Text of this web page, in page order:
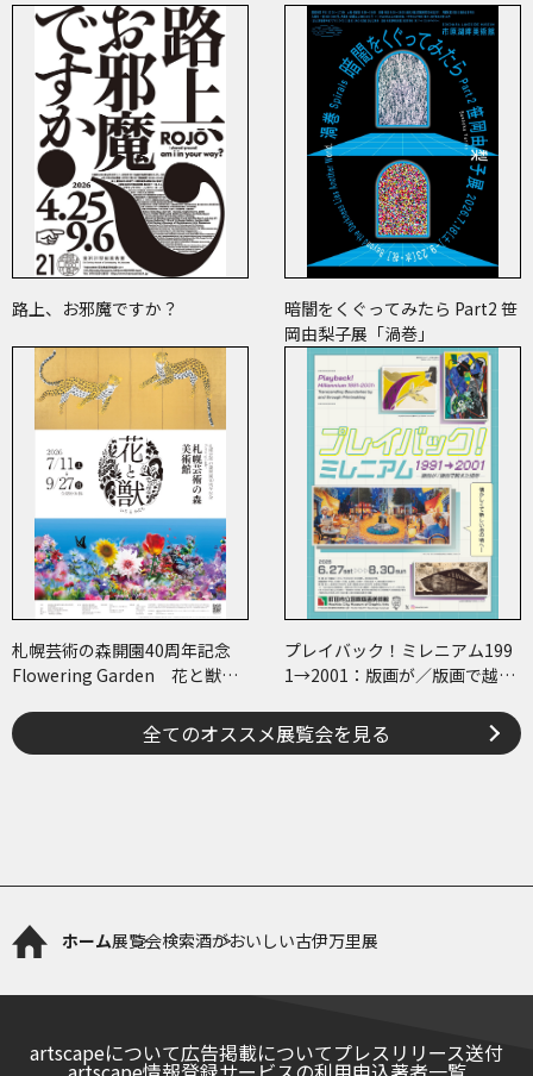
路上、お邪魔ですか？
暗闇をくぐってみたら Part2 笹
岡由梨子展「渦巻」
札幌芸術の森開園40周年記念
Flowering Garden 花と獣
プレイバック！ミレニアム199
1→2001：版画が／版画で越え
全てのオススメ展覧会を見る
ホーム展覧会検索酒がおいしい古伊万里展
artscapeについて広告掲載についてプレスリリース送付